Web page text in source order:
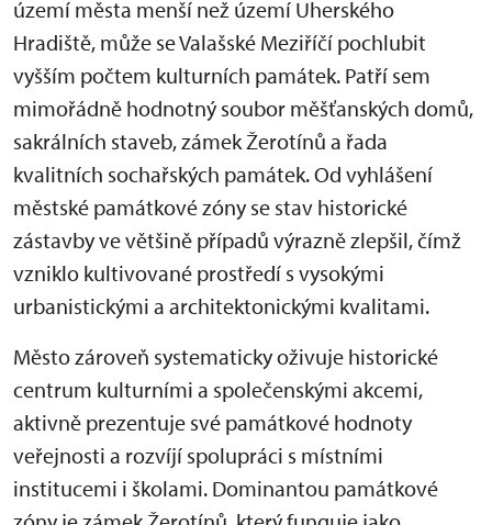
území města menší než území Uherského
Hradiště, může se Valašské Meziříčí pochlubit
vyšším počtem kulturních památek. Patří sem
mimořádně hodnotný soubor měšťanských domů,
sakrálních staveb, zámek Žerotínů a řada
kvalitních sochařských památek. Od vyhlášení
městské památkové zóny se stav historické
zástavby ve většině případů výrazně zlepšil, čímž
vzniklo kultivované prostředí s vysokými
urbanistickými a architektonickými kvalitami.
Město zároveň systematicky oživuje historické
centrum kulturními a společenskými akcemi,
aktivně prezentuje své památkové hodnoty
veřejnosti a rozvíjí spolupráci s místními
institucemi i školami. Dominantou památkové